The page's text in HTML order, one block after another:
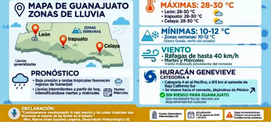
personas acudían al tradicional festejo del Día de la
Cueva, uno de los eventos más emblemáticos de
Guanajuato capital.